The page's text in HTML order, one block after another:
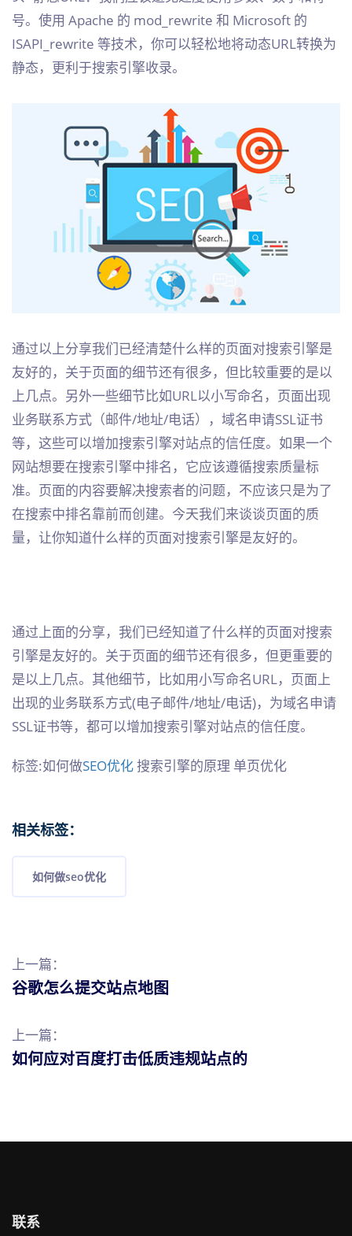
号。使用 Apache 的 mod_rewrite 和 Microsoft 的
ISAPI_rewrite 等技术，你可以轻松地将动态URL转换为
静态，更利于搜索引擎收录。
通过以上分享我们已经清楚什么样的页面对搜索引擎是
友好的，关于页面的细节还有很多，但比较重要的是以
上几点。另外一些细节比如URL以小写命名，页面出现
业务联系方式（邮件/地址/电话），域名申请SSL证书
等，这些可以增加搜索引擎对站点的信任度。如果一个
网站想要在搜索引擎中排名，它应该遵循搜索质量标
准。页面的内容要解决搜索者的问题，不应该只是为了
在搜索中排名靠前而创建。今天我们来谈谈页面的质
量，让你知道什么样的页面对搜索引擎是友好的。
通过上面的分享，我们已经知道了什么样的页面对搜索
引擎是友好的。关于页面的细节还有很多，但更重要的
是以上几点。其他细节，比如用小写命名URL，页面上
出现的业务联系方式(电子邮件/地址/电话)，为域名申请
SSL证书等，都可以增加搜索引擎对站点的信任度。
标签:如何做SEO优化搜索引擎的原理 单页优化
相关标签：
如何做seo优化
上一篇：
谷歌怎么提交站点地图
上一篇：
如何应对百度打击低质违规站点的
联系